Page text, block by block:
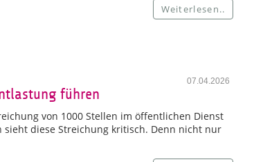
Weiterlesen..
07.04.2026
führen
von 1000 Stellen im öffentlichen Dienst
diese Streichung kritisch. Denn nicht nur